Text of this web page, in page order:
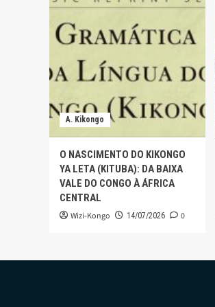
A. Kikongo
O NASCIMENTO DO KIKONGO
YA LETA (KITUBA): DA BAIXA
VALE DO CONGO À ÁFRICA
CENTRAL
Wizi-Kongo 14/07/2026 0